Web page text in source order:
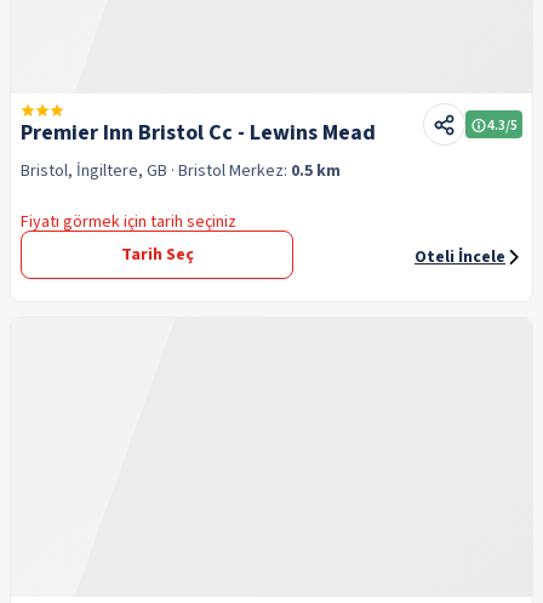
Premier Inn Bristol Cc - Lewins Mead 4.3/5
Bristol, İngiltere, GB · BristolMerkez: 0.5 km
Fiyatı görmek için tarih seçiniz
Tarih Seç
Oteli İncele